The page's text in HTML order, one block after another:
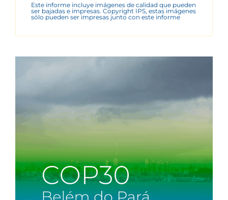
Este informe incluye imágenes de calidad que pueden
ser bajadas e impresas. Copyright IPS, estas imágenes
sólo pueden ser impresas junto con este informe